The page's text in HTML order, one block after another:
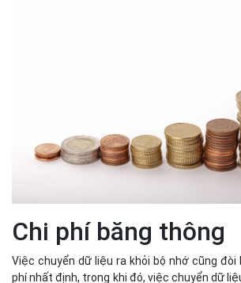
Chi phí băng thông
Việc chuyển dữ liệu ra khỏi bộ nhớ cũng
phí nhất định, trong khi đó, việc chuyển dữ